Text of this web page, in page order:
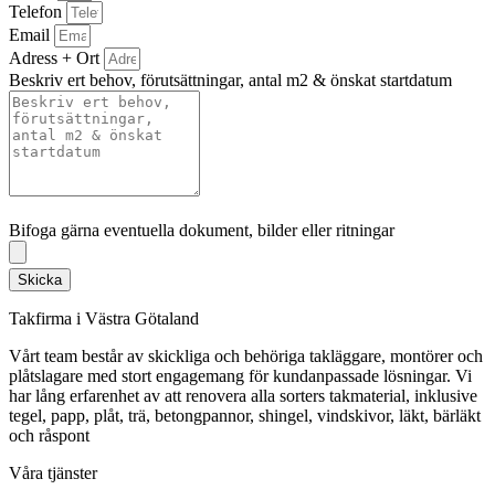
Telefon
Email
Adress + Ort
Beskriv ert behov, förutsättningar, antal m2 & önskat startdatum
Bifoga gärna eventuella dokument, bilder eller ritningar
Skicka
Takfirma i Västra Götaland
Vårt team består av skickliga och behöriga takläggare, montörer och
plåtslagare med stort engagemang för kundanpassade lösningar. Vi
har lång erfarenhet av att renovera alla sorters takmaterial, inklusive
tegel, papp, plåt, trä, betongpannor, shingel, vindskivor, läkt, bärläkt
och råspont
Våra tjänster